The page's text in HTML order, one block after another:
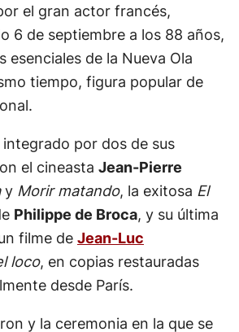
el gran actor francés,
6 de septiembre a los 88 años,
esenciales de la Nueva Ola
tiempo, figura popular de
por dos de sus
el cineasta Jean-Pierre
y Morir matando, la exitosa El
Philippe de Broca, y su última
filme de Jean-Luc
loco, en copias restauradas
desde París.